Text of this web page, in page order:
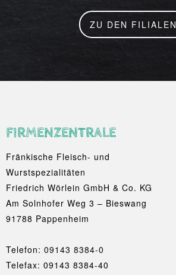
ZU DEN FILIALEN
FIRMENZENTRALE
Fränkische Fleisch- und
Wurstspezialitäten
Friedrich Wörlein GmbH & Co. KG
Am Solnhofer Weg 3 – Bieswang
91788 Pappenheim
Telefon: 09143 8384-0
Telefax: 09143 8384-40